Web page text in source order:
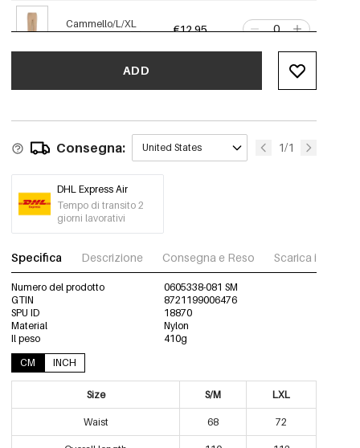
Cammello/L/XL
0605338-531 LXL €12,95
0605338-011 SM €12,95
0605338-011 LXL €12,95
Out Of Stock
ADD
Consegna: United States 1/1
DHL Express Air
Tempo di transito 2
giorni lavorativi
Specifica Descrizione Consegna e Reso Scarica immagini
Numero del prodotto
0605338-081 SM
GTIN
8721199006476
SPU ID
18870
Material
Nylon
Il peso
410g
CM
INCH
Size S/M LXL
Waist 68 72